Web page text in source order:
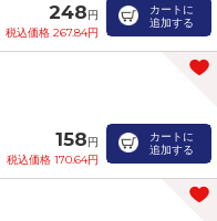
248円
税込価格 267.84円
カートに
追加する
158円
税込価格 170.64円
カートに
追加する